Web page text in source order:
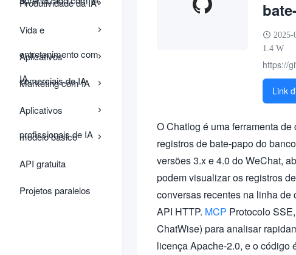
Produtividade da IA
Vida e
entretenimento com
IA
Aplicativos
comerciais de IA
Marketing com IA
Aplicativos
profissionais de IA
modelo básico
API gratuita
Projetos paralelos
2025-
1.4 W
https://
Link
O Chatlog é uma ferramenta
registros de bate-papo do
versões 3.x e 4.0 do WeChat,
podem visualizar os registros
conversas recentes na linha
API HTTP. MCP Protocolo
ChatWise) para analisar
licença Apache-2.0, e o código